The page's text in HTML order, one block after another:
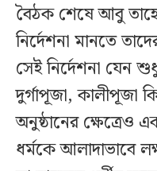
বৈঠক শেষে আবু
নির্দেশনা মানতে
সেই নির্দেশনা যেন
দুর্গাপূজা, কালীপূজা
অনুষ্ঠানের ক্ষেত্রেও
ধর্মকে আলাদাভাবে